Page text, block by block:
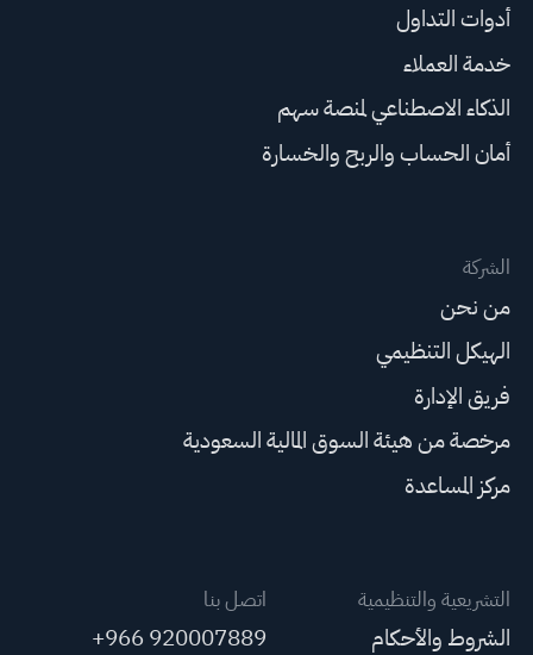
أدوات التداول
خدمة العملاء
الذكاء الاصطناعي لمنصة سهم
أمان الحساب والربح والخسارة
الشركة
من نحن
الهيكل التنظيمي
فريق الإدارة
مرخصة من هيئة السوق المالية السعودية
مركز المساعدة
التشريعية والتنظيمية
الشروط والأحكام
اتصل بنا
+966 920007889